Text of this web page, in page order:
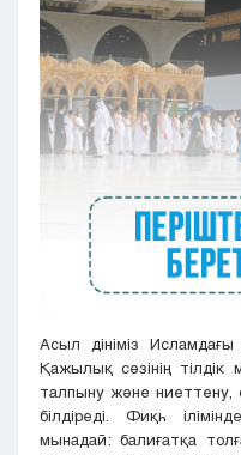
Павлодар
Петропавловск
Семей
Талдыкорган
Тараз
Туркестан
Усть-Каменогорск
Шымкент
Асыл дініміз
Қажылық сөзінің
талпыну және
білдіреді. Фиқһ
мынадай: балиғатқа